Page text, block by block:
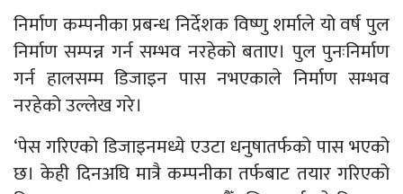
निर्माण कम्पनीका प्रबन्ध निर्देशक विष्णु शर्माले यो वर्ष पुल
निर्माण सम्पन्न गर्न सम्भव नरहेको बताए। पुल पुनःनिर्माण
गर्न हालसम्म डिजाइन पास नभएकाले निर्माण सम्भव
नरहेको उल्लेख गरे।
‘पेस गरिएको डिजाइनमध्ये एउटा धनुषातर्फको पास भएको
छ। केही दिनअघि मात्रै कम्पनीका तर्फबाट तयार गरिएको